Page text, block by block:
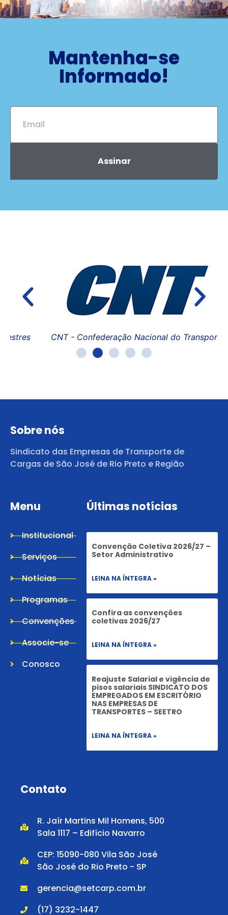
Mantenha-se
Informado!
Assinar
CNT - Confederação Nacional do Transporte
Sobre nós
Sindicato das Empresas de Transporte de
Cargas de São José de Rio Preto e Região
Menu
Institucional
Serviços
Notícias
Programas
Convenções
Associe-se
Conosco
Últimas notícias
Convenção Coletiva 2026/27 –
Setor Administrativo
LEINA NA ÍNTEGRA »
Confira as convenções
coletivas 2026/27
LEINA NA ÍNTEGRA »
Reajuste Salarial e vigência de
pisos salariais SINDICATO DOS
EMPREGADOS EM ESCRITÓRIO
NAS EMPRESAS DE
TRANSPORTES – SEETRO
LEINA NA ÍNTEGRA »
Contato
R. Jaír Martins Mil Homens, 500
Sala 1117 – Edifício Navarro
CEP: 15090-080 Vila São José
São José do Rio Preto - SP
gerencia@setcarp.com.br
(17) 3232-1447